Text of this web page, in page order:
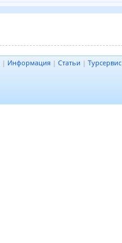
| Информация | Статьи | Турсервис